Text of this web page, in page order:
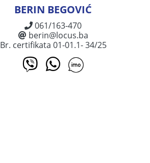
BERIN BEGOVIĆ
061/163-470
berin@locus.ba
Br. certifikata 01-01.1- 34/25